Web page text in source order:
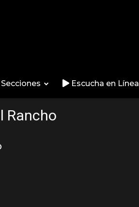
Secciones Escucha en Línea
Rancho